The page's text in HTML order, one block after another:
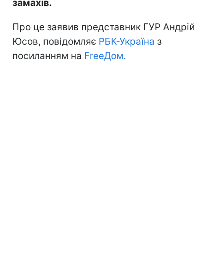
замахів.
Про це заявив представник ГУР Андрій
Юсов, повідомляє РБК-Україна з
посиланням на FreeДом.